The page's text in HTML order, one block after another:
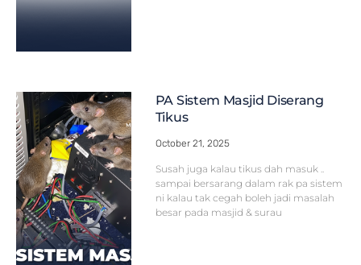
PA Sistem Masjid Diserang
Tikus
October 21, 2025
Susah juga kalau tikus dah masuk ..
sampai bersarang dalam rak pa sistem
ni kalau tak cegah boleh jadi masalah
besar pada masjid & surau